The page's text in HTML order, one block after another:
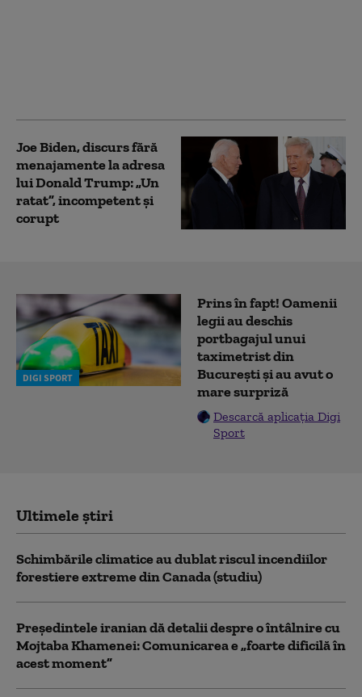
Joe Biden, discurs fără
menajamente la adresa
lui Donald Trump: „Un
ratat”, incompetent și
corupt
DIGI SPORT
Prins în fapt! Oamenii
legii au deschis
portbagajul unui
taximetrist din
București și au avut o
mare surpriză
Descarcă aplicația Digi
Sport
Ultimele știri
Schimbările climatice au dublat riscul incendiilor
forestiere extreme din Canada (studiu)
Preşedintele iranian dă detalii despre o întâlnire cu
Mojtaba Khamenei: Comunicarea e „foarte dificilă în
acest moment”